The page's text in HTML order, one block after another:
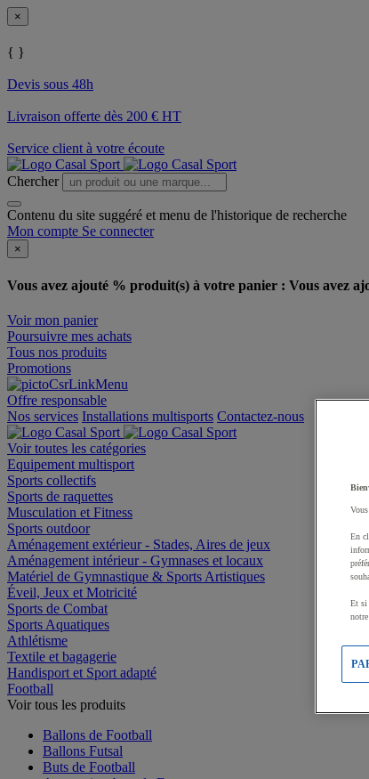
×
{ }
Devis sous 48h
Livraison offerte dès 200 € HT
Service client à votre écoute
Chercher
Contenu du site suggéré et menu de l'historique de recherche
Mon compte Se connecter
×
Vous avez ajouté % produit(s) à votre panier : Vous avez
Voir mon panier
Poursuivre mes achats
Tous nos produits
Promotions
Offre responsable
Nos services Installations multisports Contactez-nous
Voir toutes les catégories
Equipement multisport
Sports collectifs
Sports de raquettes
Musculation et Fitness
Sports outdoor
Aménagement extérieur - Stades, Aires de jeux
Aménagement intérieur - Gymnases et locaux
Matériel de Gymnastique & Sports Artistiques
Éveil, Jeux et Motricité
Sports de Combat
Sports Aquatiques
Athlétisme
Textile et bagagerie
Handisport et Sport adapté
Football
Voir tous les produits
Ballons de Football
Ballons Futsal
Buts de Football
En
Et si
notre